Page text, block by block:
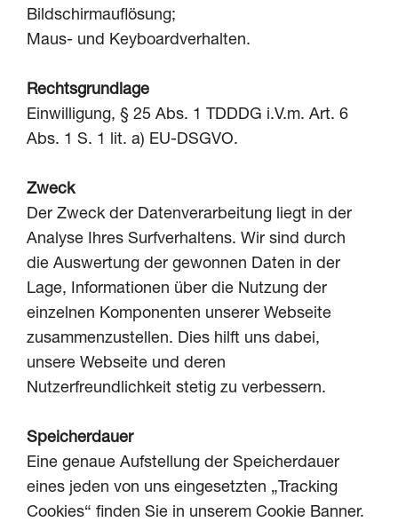
Bildschirmauflösung;
Maus- und Keyboardverhalten.
Rechtsgrundlage
Einwilligung, § 25 Abs. 1 TDDDG i.V.m. Art. 6
Abs. 1 S. 1 lit. a) EU-DSGVO.
Zweck
Der Zweck der Datenverarbeitung liegt in der
Analyse Ihres Surfverhaltens. Wir sind durch
die Auswertung der gewonnen Daten in der
Lage, Informationen über die Nutzung der
einzelnen Komponenten unserer Webseite
zusammenzustellen. Dies hilft uns dabei,
unsere Webseite und deren
Nutzerfreundlichkeit stetig zu verbessern.
Speicherdauer
Eine genaue Aufstellung der Speicherdauer
eines jeden von uns eingesetzten „Tracking
Cookies“ finden Sie in unserem Cookie Banner.